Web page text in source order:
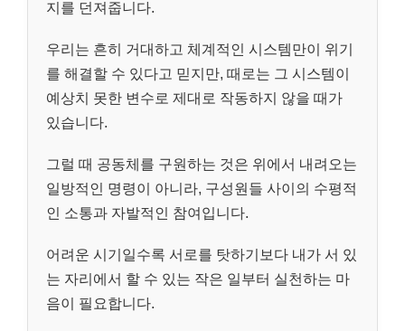
지를 던져줍니다.
우리는 흔히 거대하고 체계적인 시스템만이 위기
를 해결할 수 있다고 믿지만, 때로는 그 시스템이
예상치 못한 변수로 제대로 작동하지 않을 때가
있습니다.
그럴 때 공동체를 구원하는 것은 위에서 내려오는
일방적인 명령이 아니라, 구성원들 사이의 수평적
인 소통과 자발적인 참여입니다.
어려운 시기일수록 서로를 탓하기보다 내가 서 있
는 자리에서 할 수 있는 작은 일부터 실천하는 마
음이 필요합니다.